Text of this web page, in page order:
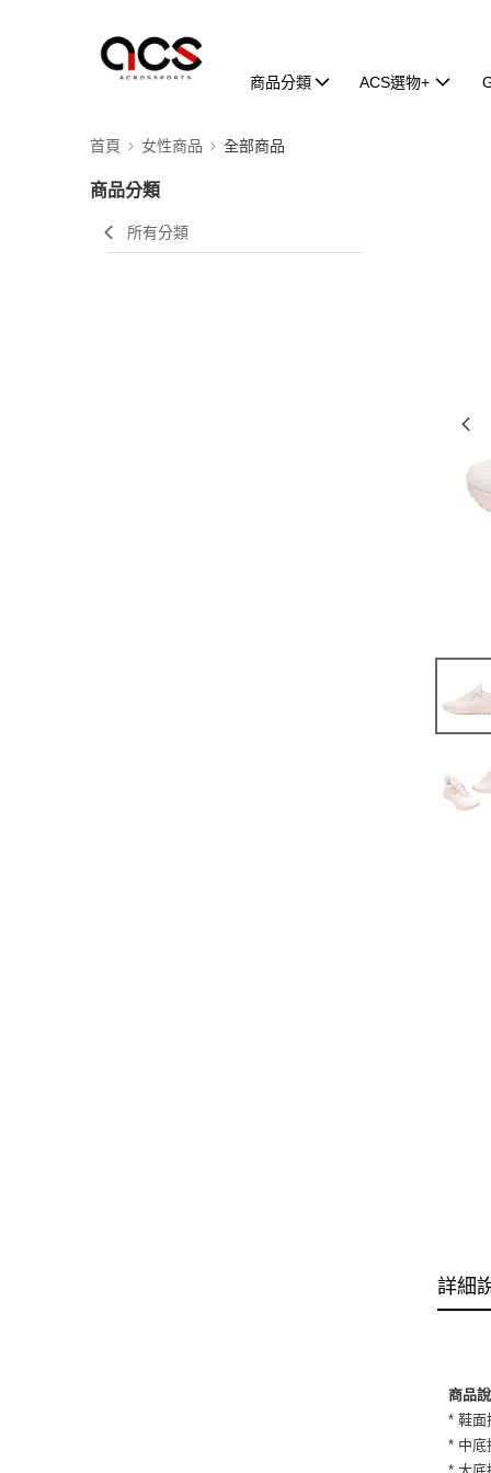
商品分類 ACS選物+
首頁 女性商品 全部商品
商品分類
所有分類
詳細
商品
* 鞋面
* 中底